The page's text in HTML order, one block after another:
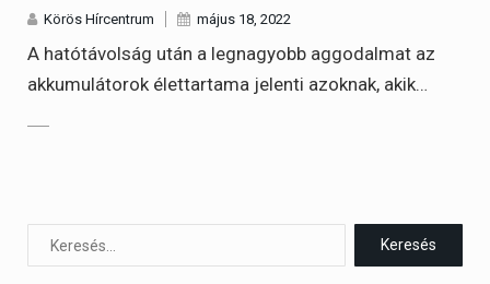
Körös Hírcentrum május 18, 2022
A hatótávolság után a legnagyobb aggodalmat az
akkumulátorok élettartama jelenti azoknak, akik…